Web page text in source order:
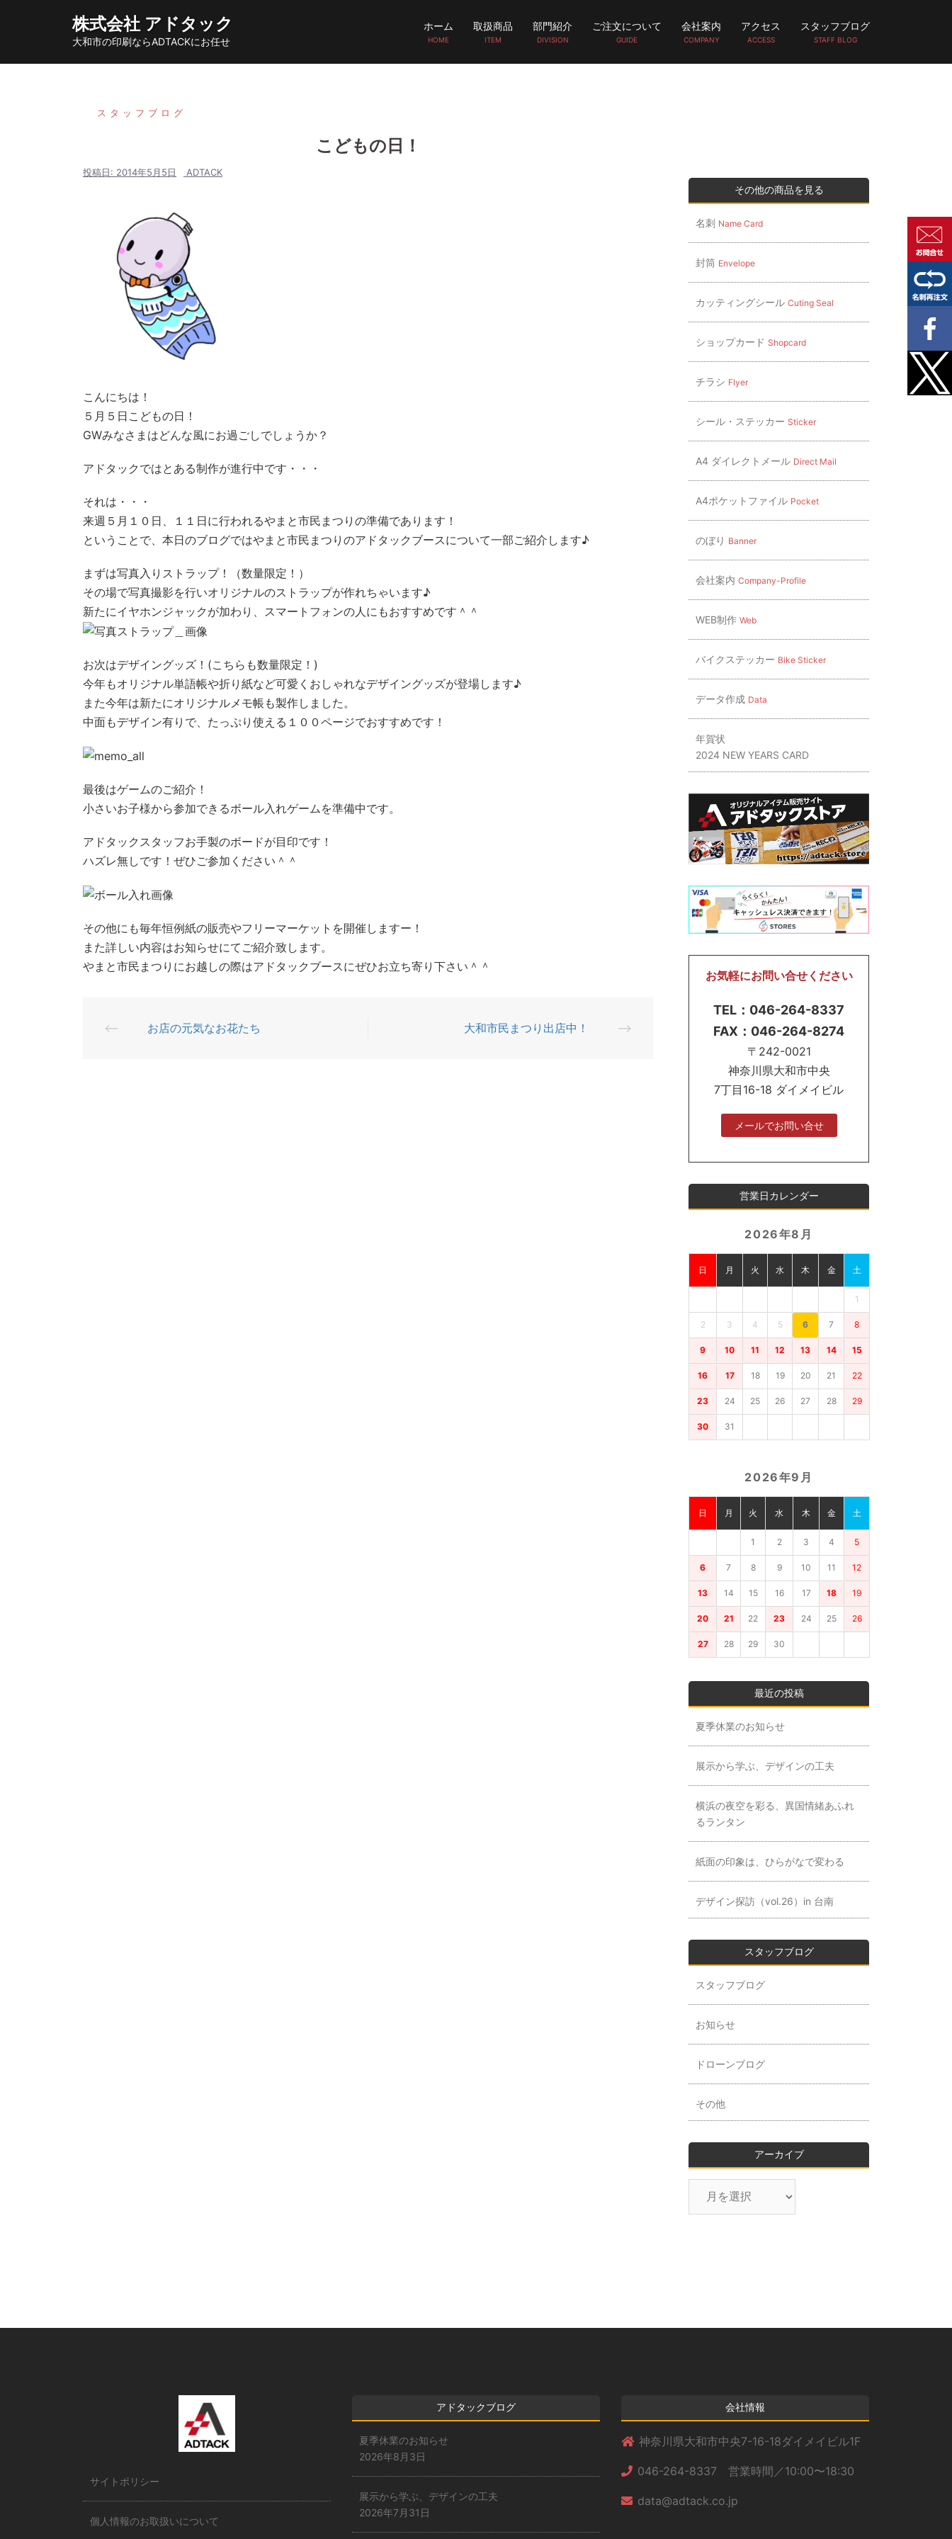
ン
株式会社 アドタック
大和市の印刷ならADTACKにお任せ
ホーム
HOME
取扱商品
ITEM
部門紹介
DIVISION
ご注文について
GUIDE
会社案内
COMPANY
アクセス
ACCESS
スタッフブログ
STAFF BLOG
スタッフブログ
こどもの日！
投稿日: 2014年5月5日 ADTACK
こんにちは！
５月５日こどもの日！
GWみなさまはどんな風にお過ごしでしょうか？
アドタックではとある制作が進行中です・・・
それは・・・
来週５月１０日、１１日に行われるやまと市民まつりの準備であります！
ということで、本日のブログではやまと市民まつりのアドタックブースについて一部ご紹介します♪
まずは写真入りストラップ！（数量限定！）
その場で写真撮影を行いオリジナルのストラップが作れちゃいます♪
新たにイヤホンジャックが加わり、スマートフォンの人にもおすすめです＾＾
お次はデザイングッズ！(こちらも数量限定！)
今年もオリジナル単語帳や折り紙など可愛くおしゃれなデザイングッズが登場します♪
また今年は新たにオリジナルメモ帳も製作しました。
中面もデザイン有りで、たっぷり使える１００ページでおすすめです！
最後はゲームのご紹介！
小さいお子様から参加できるボール入れゲームを準備中です。
アドタックスタッフお手製のボードが目印です！
ハズレ無しです！ぜひご参加ください＾＾
その他にも毎年恒例紙の販売やフリーマーケットを開催しますー！
また詳しい内容はお知らせにてご紹介致します。
やまと市民まつりにお越しの際はアドタックブースにぜひお立ち寄り下さい＾＾
投
⟵ お店の元気なお花たち 大和市民まつり出店中！ ⟶
その他の商品を見る
名刺 Name Card
封筒 Envelope
カッティングシール Cuting Seal
ショップカード Shopcard
チラシ Flyer
シール・ステッカー Sticker
A4 ダイレクトメール Direct Mail
A4ポケットファイル Pocket
のぼり Banner
会社案内 Company-Profile
WEB制作 Web
バイクステッカー Bike Sticker
データ作成 Data
年賀状
2024 NEW YEARS CARD
お気軽にお問い合せください
TEL：046-264-8337
FAX：046-264-8274
〒242-0021
神奈川県大和市中央
7丁目16-18 ダイメイビル
メールでお問い合せ
営業日カレンダー
2026年8月
日 月 火 水 木 金 土
1
2 3 4 5 6 7 8
9 10 11 12 13 14 15
16 17 18 19 20 21 22
23 24 25 26 27 28 29
30 31
2026年9月
日 月 火 水 木 金 土
1 2 3 4 5
6 7 8 9 10 11 12
13 14 15 16 17 18 19
20 21 22 23 24 25 26
27 28 29 30
最近の投稿
夏季休業のお知らせ
展示から学ぶ、デザインの工夫
横浜の夜空を彩る、異国情緒あふれ
るランタン
紙面の印象は、ひらがなで変わる
デザイン探訪（vol.26）in 台南
スタッフブログ
スタッフブログ
お知らせ
ドローンブログ
その他
アーカイブ
サイトポリシー
個人情報のお取扱いについて
アドタックブログ
夏季休業のお知らせ
2026年8月3日
展示から学ぶ、デザインの工夫
2026年7月31日
会社情報
神奈川県大和市中央7-16-18ダイメイビル1F
046-264-8337 営業時間／10:00〜18:30
data@adtack.co.jp